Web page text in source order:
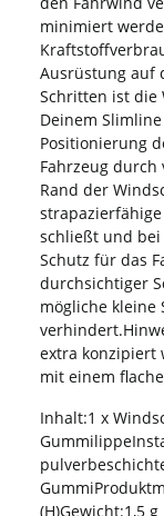
minimiert
Ausrüstung auf
Schritten ist die
Deinem
Positionierung
Fahrzeug
Rand der
schließt und bei
Schutz für das
durchsichtiger
mögliche kleine
extra konzipiert
mit einem
Inhalt:1 x
(H)Gewicht:1,5 g